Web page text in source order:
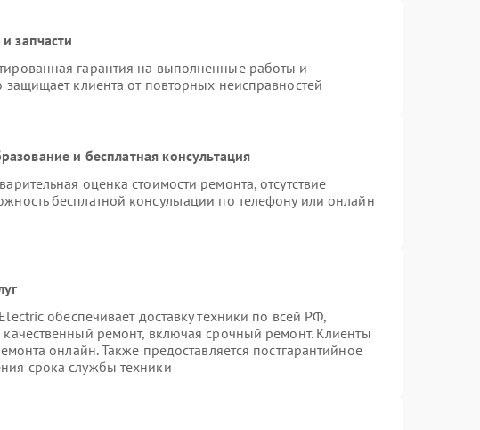
запчасти
гарантия на выполненные работы и
защищает клиента от повторных неисправностей
и бесплатная консультация
оценка стоимости ремонта, отсутствие
бесплатной консультации по телефону или онлайн
обеспечивает доставку техники по всей РФ,
качественный ремонт, включая срочный ремонт. Клиенты
онлайн. Также предоставляется постгарантийное
срока службы техники